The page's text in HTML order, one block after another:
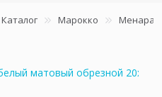
Каталог Марокко Менара